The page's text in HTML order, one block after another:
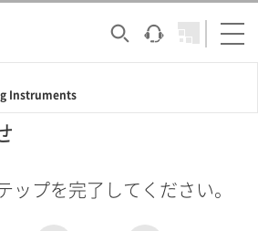
Instruments
ップを完了してください。